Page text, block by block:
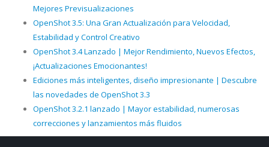
Mejores Previsualizaciones
OpenShot 3.5: Una Gran Actualización para Velocidad,
Estabilidad y Control Creativo
OpenShot 3.4 Lanzado | Mejor Rendimiento, Nuevos Efectos,
¡Actualizaciones Emocionantes!
Ediciones más inteligentes, diseño impresionante | Descubre
las novedades de OpenShot 3.3
OpenShot 3.2.1 lanzado | Mayor estabilidad, numerosas
correcciones y lanzamientos más fluidos